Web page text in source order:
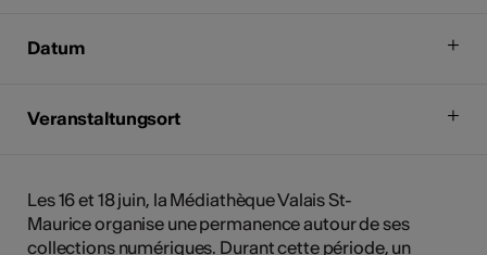
Datum
Veranstaltungsort
Les 16 et 18 juin, la Médiathèque Valais St-
Maurice organise une permanence autour de ses
collections numériques. Durant cette période, un